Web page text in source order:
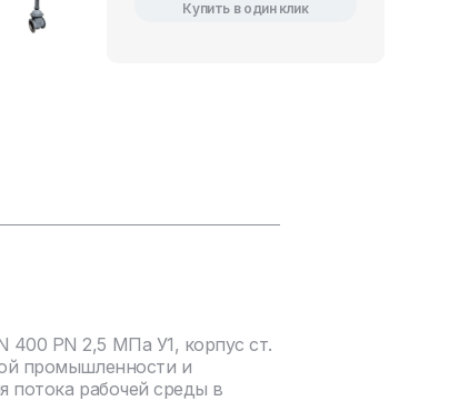
Купить в один клик
PN 2,5 МПа У1, корпус ст.
промышленности и
потока рабочей среды в